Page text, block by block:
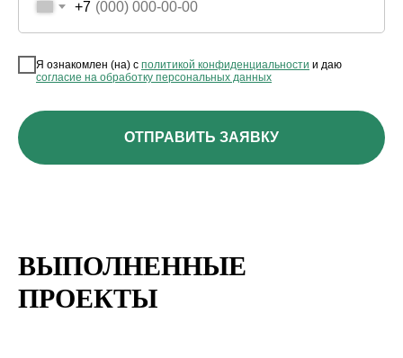
+7
Я ознакомлен (на) с политикой конфиденциальности и даю
согласие на обработку персональных данных
ОТПРАВИТЬ ЗАЯВКУ
ВЫПОЛНЕННЫЕ
ПРОЕКТЫ